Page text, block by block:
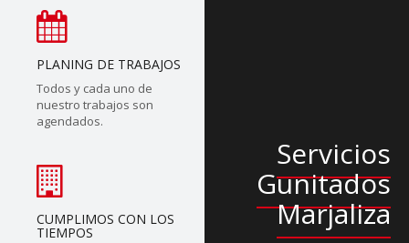
PLANING DE TRABAJOS
Todos y cada uno de
nuestro trabajos son
agendados.
CUMPLIMOS CON LOS
TIEMPOS
Servicios
Gunitados
Marjaliza